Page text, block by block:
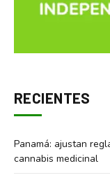
RECIENTES
Panamá: ajustan
cannabis medicinal